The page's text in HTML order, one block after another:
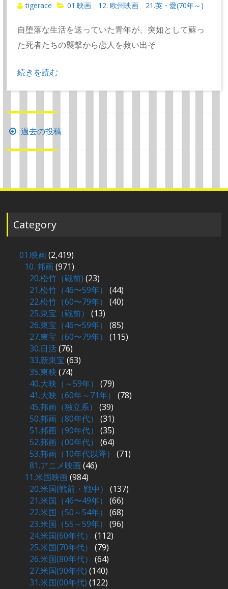
tigerace 01.映画 12. 欧州映画 21.英・愛(70年～)
自堕落な生活を送っていた青年が、突如として蘇っ
た死者たちの襲撃から恋人を救い出そ
続きを読む
投
稿
ゲ
シ
ョ
過去の投稿
Category
01.映画(2,419)
10. 邦画(971)
20.松竹（戦前) (23)
21.松竹（46〜59年）
(44)
22.松竹（60〜79年）
(40)
25.東宝（戦前）
(13)
26.東宝（46〜59年）
(85)
27.東宝（60〜79年）
(115)
30.日活(76)
33.新東宝 (63)
35.東映 (74)
40.大映（～59年）
(79)
41.大映（60年～71年）
(78)
45.邦画（独立系）
(39)
50.邦画（80年代）
(31)
51.邦画（90年代）
(35)
52.邦画（00年代）
(64)
53.邦画（10年代以降）
(71)
81.アニメ映画(46)
11.米国映画(984)
20.米国(戦前・戦中）
(137)
21.米国（46〜49年）
(66)
22.米国（50～54年）
(68)
23.米国（55～59年）
(96)
24.米国(60年代）
(112)
25.米国(70年代）
(79)
26.米国(80年代）
(64)
27.米国(90年代) (140)
31.米国(00年代) (122)